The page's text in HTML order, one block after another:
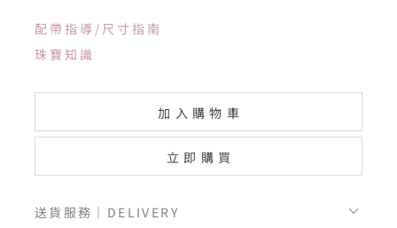
配帶指導/尺寸指南
珠寶知識
加入購物車
立即購買
送貨服務｜DELIVERY